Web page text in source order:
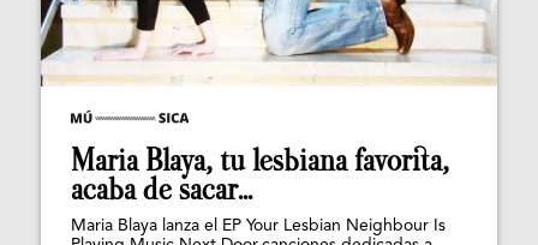
Maria Blaya, tu lesbiana favorita,
acaba de sacar...